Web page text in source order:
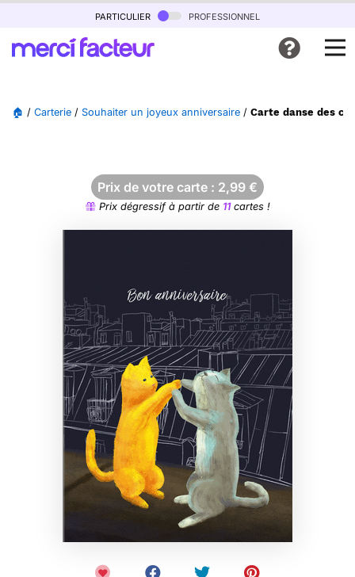
particulier professionnel
🏠 / Carterie / Souhaiter un joyeux anniversaire / Carte danse des
Prix de votre carte : 2,99 €
Prix dégressif à partir de 11cartes !